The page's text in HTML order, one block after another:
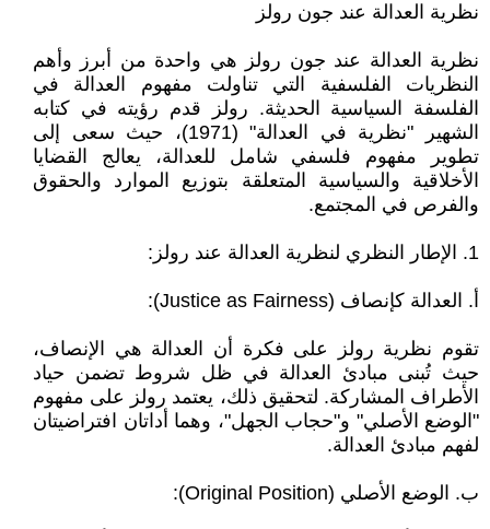
نظرية العدالة عند جون رولز
نظرية العدالة عند جون رولز هي واحدة من أبرز وأهم
النظريات الفلسفية التي تناولت مفهوم العدالة في
الفلسفة السياسية الحديثة. رولز قدم رؤيته في كتابه
الشهير "نظرية في العدالة" (1971)، حيث سعى إلى
تطوير مفهوم فلسفي شامل للعدالة، يعالج القضايا
الأخلاقية والسياسية المتعلقة بتوزيع الموارد والحقوق
والفرص في المجتمع.
1. الإطار النظري لنظرية العدالة عند رولز:
أ. العدالة كإنصاف (Justice as Fairness):
تقوم نظرية رولز على فكرة أن العدالة هي الإنصاف،
حيث تُبنى مبادئ العدالة في ظل شروط تضمن حياد
الأطراف المشاركة. لتحقيق ذلك، يعتمد رولز على مفهوم
"الوضع الأصلي" و"حجاب الجهل"، وهما أداتان افتراضيتان
لفهم مبادئ العدالة.
ب. الوضع الأصلي (Original Position):